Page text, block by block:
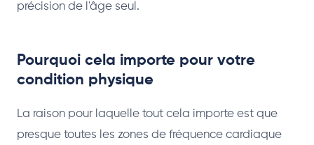
précision de l'âge seul.
Pourquoi cela importe pour votre
condition physique
La raison pour laquelle tout cela importe est que
presque toutes les zones de fréquence cardiaque